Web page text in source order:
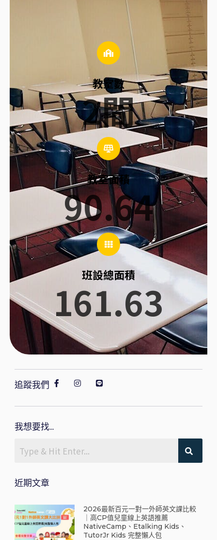
2間
教室數
教室面積
90.64
班設總面積
161.63
追蹤我們
我想要找...
近期文章
2026最新百元一對一外師英文課比較
｜高CP值兒童線上英語推薦
NativeCamp、Etalking Kids、
TutorJr Kids 完整懶人包